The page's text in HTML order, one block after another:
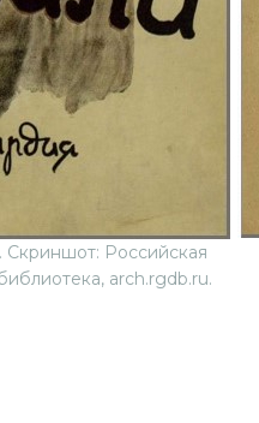
Скриншот: Российская
arch.rgdb.ru.